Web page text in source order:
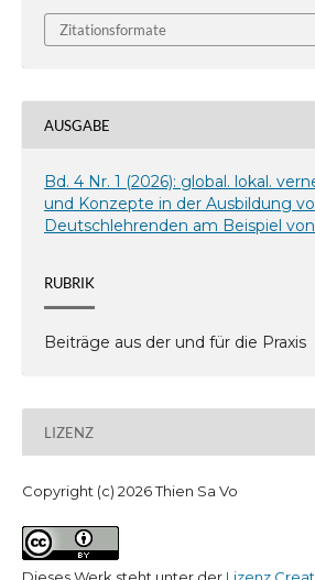
Zitationsformate
AUSGABE
Bd. 4 Nr. 1 (2026): global. lokal.
und Konzepte in der Ausbildung
Deutschlehrenden am Beispiel
RUBRIK
Beiträge aus der und für die Praxis
LIZENZ
Copyright (c) 2026 Thien Sa Vo